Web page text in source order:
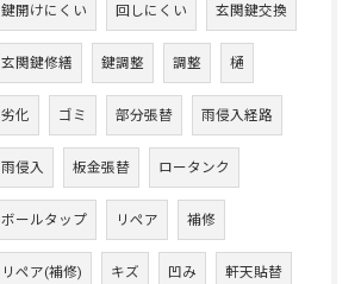
鍵開けにくい 回しにくい 玄関鍵交換
玄関鍵修繕 鍵調整 調整 樋
劣化 ゴミ 部分張替 雨侵入経路
雨侵入 板金張替 ロータンク
ボールタップ リペア 補修
リペア(補修) キズ 凹み 軒天貼替